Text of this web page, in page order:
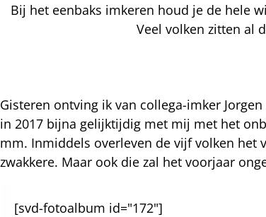
Bij het eenbaks imkeren houd je de hele
Veel volken zitten al
Gisteren ontving ik van collega-imker
in 2017 bijna gelijktijdig met mij met het
mm. Inmiddels overleven de vijf volken het
zwakkere. Maar ook die zal het voorjaar
[svd-fotoalbum id="172"]